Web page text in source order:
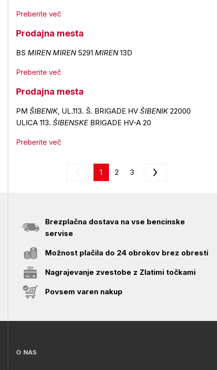
Preberite več
Prodajna mesta
BS MIREN MIREN 5291 MIREN 13D
Preberite več
Prodajna mesta
PM ŠIBENIK, UL.113. Š. BRIGADE HV ŠIBENIK22000
ULICA 113. ŠIBENSKE BRIGADE HV-A 20
Preberite več
1 2 3
Brezplačna dostava na vse bencinske
servise
Možnost plačila do 24 obrokov brez obresti
Nagrajevanje zvestobe z Zlatimi točkami
Povsem varen nakup
O NAS